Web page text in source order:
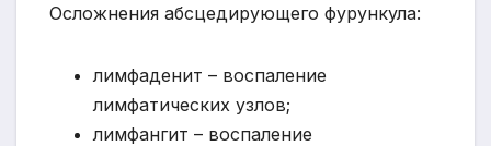
Осложнения абсцедирующего фурункула:
лимфаденит – воспаление
лимфатических узлов;
лимфангит – воспаление